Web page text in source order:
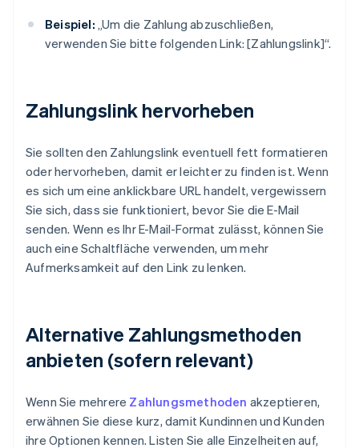
Beispiel: „Um die Zahlung abzuschließen,
verwenden Sie bitte folgenden Link: [Zahlungslink]“.
Zahlungslink hervorheben
Sie sollten den Zahlungslink eventuell fett formatieren
oder hervorheben, damit er leichter zu finden ist. Wenn
es sich um eine anklickbare URL handelt, vergewissern
Sie sich, dass sie funktioniert, bevor Sie die E-Mail
senden. Wenn es Ihr E-Mail-Format zulässt, können Sie
auch eine Schaltfläche verwenden, um mehr
Aufmerksamkeit auf den Link zu lenken.
Alternative Zahlungsmethoden
anbieten (sofern relevant)
Wenn Sie mehrere Zahlungsmethoden akzeptieren,
erwähnen Sie diese kurz, damit Kundinnen und Kunden
ihre Optionen kennen. Listen Sie alle Einzelheiten auf,